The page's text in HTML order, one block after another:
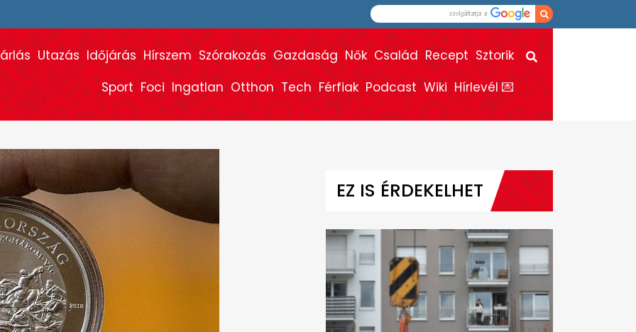
Utazás Időjárás Hírszem Szórakozás Gazdaság Nők Család Recept Sztorik
Sport Foci Ingatlan Otthon Tech Férfiak Podcast Wiki Hírlevél 💌
EZ IS ÉRDEKELHET